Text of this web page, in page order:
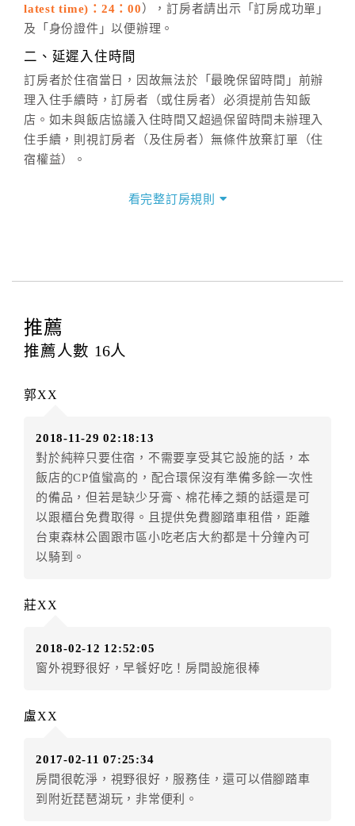
六、聯絡方式
(07)9682715 。
latest time)：24：00 ），訂房者請出示「訂房成功單」
及「身份證件」以便辦理。
二、延遲入住時間
訂房者於住宿當日，因故無法於「最晚保留時間」前辦
理入住手續時，訂房者（或住房者）必須提前告知飯
店。如未與飯店協議入住時間又超過保留時間未辦理入
住手續，則視訂房者（及住房者）無條件放棄訂單（住
宿權益）。
四、訂單異動
未提出申辦不得異動訂單。
每筆訂單異動限定
辦理取消退款。
房者應補足差額。（限原訂飯店）
房者不得要求退其差額。（限原訂飯店）
五、保留住宿權益(保留住房)
．訂房者因故辦理訂單異動，本飯店可接受保留住宿金
額3個月限原訂飯店），異動完成後不得辦理取消退款。
（提出申辦日為保留起算日）
．訂房者使用「保留住宿金額」時，請注意！為避免飯
．每筆訂單異動限定乙次，限原訂飯店，異動完成後不
．訂單異動後，訂單費用總計大於原訂單費用總計時，
訂房者應補足差額。 限原訂飯店
訂房者不得要求退其差額。限原訂飯店
訂房者因故取消訂單辦理退款，依下列標準申辦：
◎住房日14天前辦理者，訂單費用扣除總計0%為手續費
◎住房日7天前辦理者，訂單費用扣除總計30%為手續費
看完整訂房規則
推薦
推薦人數 16人
郭XX
2018-11-29 02:18:13
對於純粹只要住宿，不需要享受其它設施的話，本
飯店的CP值蠻高的，配合環保沒有準備多餘一次性
的備品，但若是缺少牙膏、棉花棒之類的話還是可
以跟櫃台免費取得。且提供免費腳踏車租借，距離
台東森林公園跟市區小吃老店大約都是十分鐘內可
以騎到。
莊XX
2018-02-12 12:52:05
窗外視野很好，早餐好吃！房間設施很棒
盧XX
2017-02-11 07:25:34
房間很乾淨，視野很好，服務佳，還可以借腳踏車
到附近琵琶湖玩，非常便利。